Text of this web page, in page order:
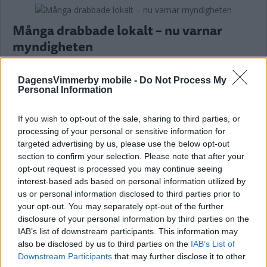
DagensVimmerby mobile - Do Not Process My
Personal Information
If you wish to opt-out of the sale, sharing to third parties, or
processing of your personal or sensitive information for
targeted advertising by us, please use the below opt-out
section to confirm your selection. Please note that after your
opt-out request is processed you may continue seeing
interest-based ads based on personal information utilized by
us or personal information disclosed to third parties prior to
your opt-out. You may separately opt-out of the further
disclosure of your personal information by third parties on the
IAB’s list of downstream participants. This information may
also be disclosed by us to third parties on the IAB’s List of
Downstream Participants that may further disclose it to other
Många drabbade lokalt – nu varnar
myndigheten
HON BLIR NY REKTOR PÅ AL-SKOLAN –
"JÄTTESPÄNNANDE"
NYHETER 06 augusti 2026 13.51
Annons: